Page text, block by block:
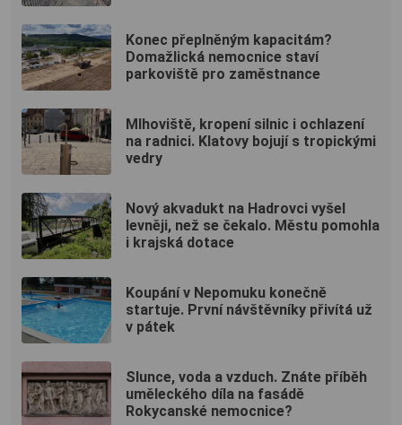
Konec přeplněným kapacitám?
Domažlická nemocnice staví
parkoviště pro zaměstnance
Mlhoviště, kropení silnic i ochlazení
na radnici. Klatovy bojují s tropickými
vedry
Nový akvadukt na Hadrovci vyšel
levněji, než se čekalo. Městu pomohla
i krajská dotace
Koupání v Nepomuku konečně
startuje. První návštěvníky přivítá už
v pátek
Slunce, voda a vzduch. Znáte příběh
uměleckého díla na fasádě
Rokycanské nemocnice?